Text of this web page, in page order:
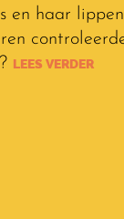
en haar lippen
LEES VERDER